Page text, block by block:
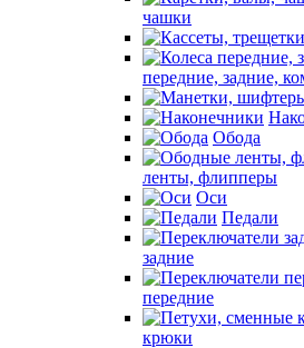
чашки
передние, задние,
Обода
ленты, флипперы
Оси
Педали
задние
передние
крюки